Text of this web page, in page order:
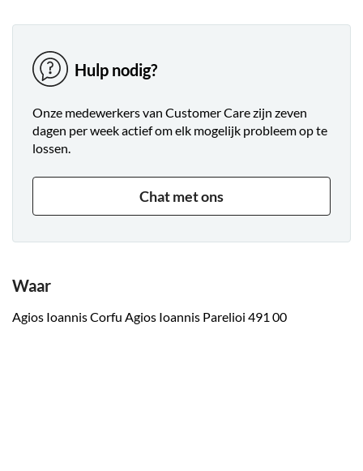
Hulp nodig?
Onze medewerkers van Customer Care zijn zeven
dagen per week actief om elk mogelijk probleem op te
lossen.
Chat met ons
Waar
Agios Ioannis Corfu Agios Ioannis Parelioi 491 00